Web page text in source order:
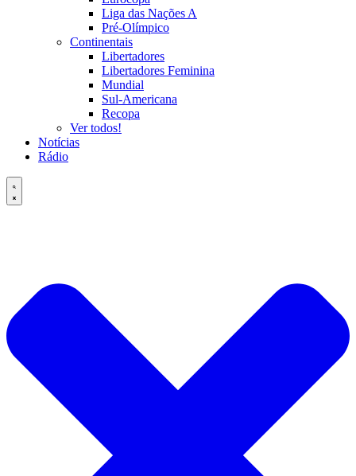
Liga das Nações A
Pré-Olímpico
Continentais
Libertadores
Libertadores Feminina
Mundial
Sul-Americana
Recopa
Ver todos!
Notícias
Rádio